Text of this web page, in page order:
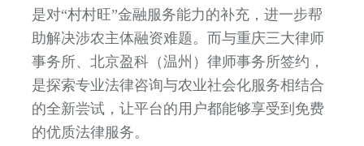
是对“村村旺”金融服务能力的补充，进一步帮
助解决涉农主体融资难题。而与重庆三大律师
事务所、北京盈科（温州）律师事务所签约，
是探索专业法律咨询与农业社会化服务相结合
的全新尝试，让平台的用户都能够享受到免费
的优质法律服务。